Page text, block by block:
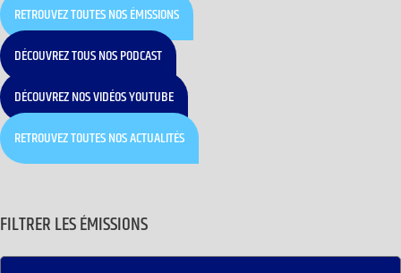
RETROUVEZ TOUTES NOS ÉMISSIONS
DÉCOUVREZ TOUS NOS PODCAST
DÉCOUVREZ NOS VIDÉOS YOUTUBE
RETROUVEZ TOUTES NOS ACTUALITÉS
FILTRER LES ÉMISSIONS